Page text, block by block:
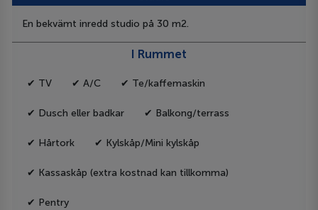
En bekvämt inredd studio på 30 m2.
I Rummet
✔ TV ✔ A/C ✔ Te/kaffemaskin
✔ Dusch eller badkar ✔ Balkong/terrass
✔ Hårtork ✔ Kylskåp/Mini kylskåp
✔ Kassaskåp (extra kostnad kan tillkomma)
✔ Pentry